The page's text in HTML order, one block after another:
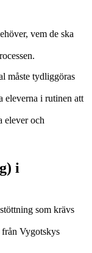
vem de ska
måste tydliggöras
eleverna i rutinen att
elever och
i
som krävs
Vygotskys